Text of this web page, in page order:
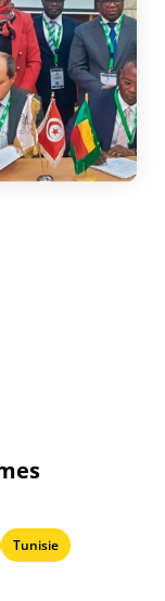
Tunisie